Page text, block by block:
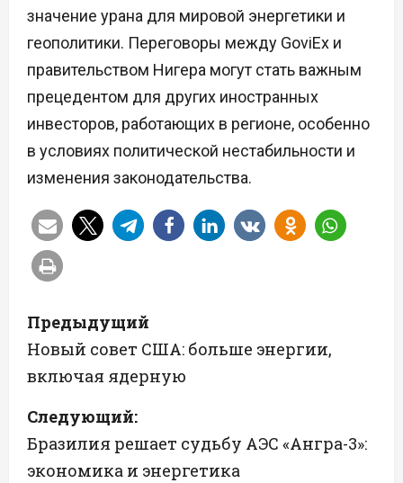
значение урана для мировой энергетики и
геополитики. Переговоры между GoviEx и
правительством Нигера могут стать важным
прецедентом для других иностранных
инвесторов, работающих в регионе, особенно
в условиях политической нестабильности и
изменения законодательства.
Н
а
в
и
г
Предыдущий
Новый совет США: больше энергии,
включая ядерную
Следующий:
Бразилия решает судьбу АЭС «Ангра-3»:
экономика и энергетика